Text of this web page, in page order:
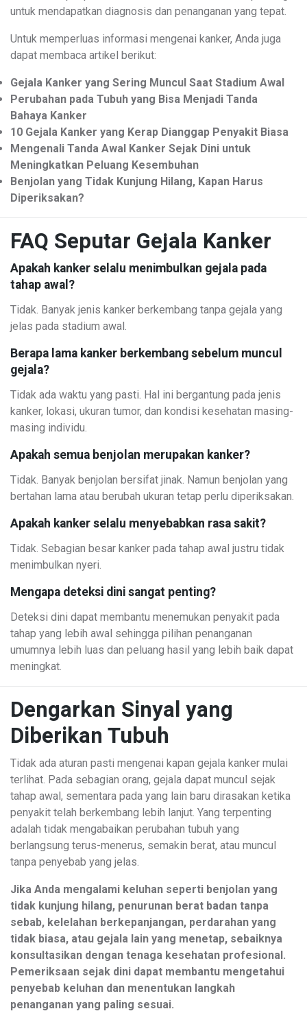
untuk mendapatkan diagnosis dan penanganan yang tepat.
Untuk memperluas informasi mengenai kanker, Anda juga
dapat membaca artikel berikut:
Gejala Kanker yang Sering Muncul Saat Stadium Awal
Perubahan pada Tubuh yang Bisa Menjadi Tanda
Bahaya Kanker
10 Gejala Kanker yang Kerap Dianggap Penyakit Biasa
Mengenali Tanda Awal Kanker Sejak Dini untuk
Meningkatkan Peluang Kesembuhan
Benjolan yang Tidak Kunjung Hilang, Kapan Harus
Diperiksakan?
FAQ Seputar Gejala Kanker
Apakah kanker selalu menimbulkan gejala pada
tahap awal?
Tidak. Banyak jenis kanker berkembang tanpa gejala yang
jelas pada stadium awal.
Berapa lama kanker berkembang sebelum muncul
gejala?
Tidak ada waktu yang pasti. Hal ini bergantung pada jenis
kanker, lokasi, ukuran tumor, dan kondisi kesehatan masing-
masing individu.
Apakah semua benjolan merupakan kanker?
Tidak. Banyak benjolan bersifat jinak. Namun benjolan yang
bertahan lama atau berubah ukuran tetap perlu diperiksakan.
Apakah kanker selalu menyebabkan rasa sakit?
Tidak. Sebagian besar kanker pada tahap awal justru tidak
menimbulkan nyeri.
Mengapa deteksi dini sangat penting?
Deteksi dini dapat membantu menemukan penyakit pada
tahap yang lebih awal sehingga pilihan penanganan
umumnya lebih luas dan peluang hasil yang lebih baik dapat
meningkat.
Dengarkan Sinyal yang
Diberikan Tubuh
Tidak ada aturan pasti mengenai kapan gejala kanker mulai
terlihat. Pada sebagian orang, gejala dapat muncul sejak
tahap awal, sementara pada yang lain baru dirasakan ketika
penyakit telah berkembang lebih lanjut. Yang terpenting
adalah tidak mengabaikan perubahan tubuh yang
berlangsung terus-menerus, semakin berat, atau muncul
tanpa penyebab yang jelas.
Jika Anda mengalami keluhan seperti benjolan yang
tidak kunjung hilang, penurunan berat badan tanpa
sebab, kelelahan berkepanjangan, perdarahan yang
tidak biasa, atau gejala lain yang menetap, sebaiknya
konsultasikan dengan tenaga kesehatan profesional.
Pemeriksaan sejak dini dapat membantu mengetahui
penyebab keluhan dan menentukan langkah
penanganan yang paling sesuai.